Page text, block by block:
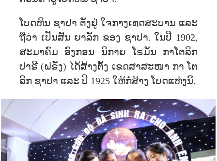
ໂບດຫີນ ຊາປາ ຕັ້ງຢູ່ ໃຈກາງເທດສະບານ ແລະ
ຖືວ່າ ເປັນສັນ ຍາລັກ ຂອງ ຊາປາ. ໃນປີ 1902,
ສະມາຄົມ ອົງກອນ ນິກາຍ ໂຣມັນ ກາໂຕລິກ
ປາຣີ (ຝຣັ່ງ) ໄດ້ສ້າງຕັ້ງ ເຂດສາສະໜາ ກາ ໂຕ
ລິກ ຊາປາ ແລະ ປີ 1925 ໃຫ້ກໍ່ສ້າງ ໂບດແຫ່ງນີ້.